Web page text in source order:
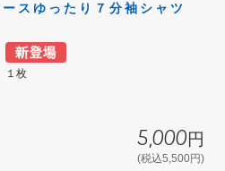
スゆったり７分袖シャツ
１枚
5,000円
(税込5,500円)